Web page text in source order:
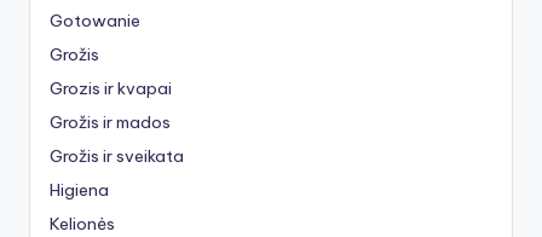
Gotowanie
Grožis
Grozis ir kvapai
Grožis ir mados
Grožis ir sveikata
Higiena
Kelionės